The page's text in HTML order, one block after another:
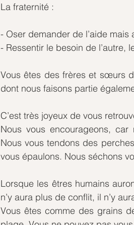
La fraternité :
- Oser demander de l’aide mais
- Ressentir le besoin de l’autre,
Vous êtes des frères et sœurs
dont nous faisons partie
C’est très joyeux de vous
Nous vous encourageons,
Nous vous tendons des
vous épaulons. Nous séchons
Lorsque les êtres humains
n’y aura plus de conflit, il n’y
Vous êtes comme des grains